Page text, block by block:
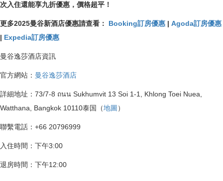
次入住還能享九折優惠，價格超平！
更多2025曼谷新酒店優惠請查看： Booking訂房優惠 | Agoda訂房優惠
| Expedia訂房優惠
曼谷逸莎酒店資訊
官方網站： 曼谷逸莎酒店
詳細地址：73/7-8 ถนน Sukhumvit 13 Soi 1-1, Khlong Toei Nuea,
Watthana, Bangkok 10110泰国（地圖 ）
聯繫電話：+66 20796999
入住時間：下午3:00
退房時間：下午12:00